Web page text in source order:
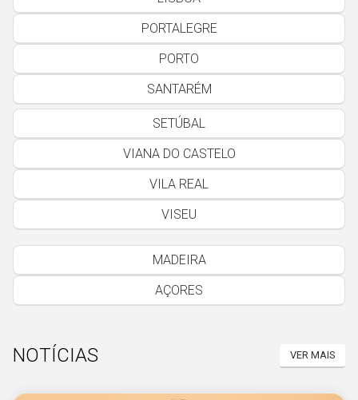
PORTALEGRE
PORTO
SANTARÉM
SETÚBAL
VIANA DO CASTELO
VILA REAL
VISEU
MADEIRA
AÇORES
NOTÍCIAS VER MAIS